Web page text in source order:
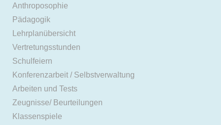
Anthroposophie
Pädagogik
Lehrplanübersicht
Vertretungsstunden
Schulfeiern
Konferenzarbeit / Selbstverwaltung
Arbeiten und Tests
Zeugnisse/ Beurteilungen
Klassenspiele